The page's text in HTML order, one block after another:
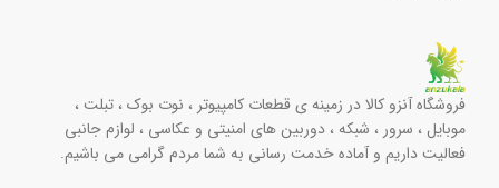
فروشگاه آنزو کالا در زمینه ی قطعات کامپیوتر ، نوت بوک ، تبلت ،
موبایل ، سرور ، شبکه ، دوربین های امنیتی و عکاسی ، لوازم جانبی
فعالیت داریم و آماده خدمت رسانی به شما مردم گرامی می باشیم.